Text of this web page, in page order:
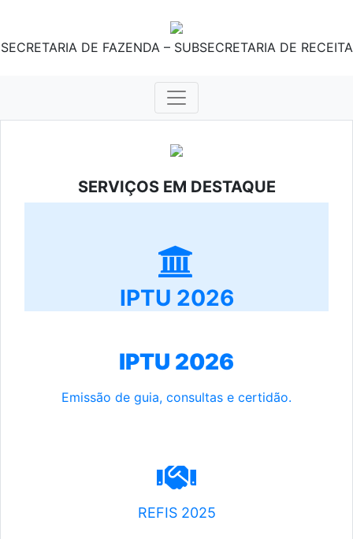
SECRETARIA DE FAZENDA – SUBSECRETARIA DE RECEITA
SERVIÇOS EM DESTAQUE
IPTU 2026
IPTU 2026
Emissão de guia, consultas e certidão.
REFIS 2025